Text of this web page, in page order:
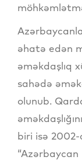
əhatə edən
əməkdaşlıq
sahədə
olunub.
biri isə 2002-
“Azərbaycan